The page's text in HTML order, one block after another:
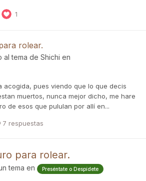
1
rolear.
al tema de Shichi en
acogida, pues viendo que lo que decis
muertos, nunca mejor dicho, me hare
de esos que pululan por allí en...
7 respuestas
para rolear.
tema en Preséntate o Despídete